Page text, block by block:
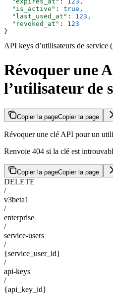
  "is_active"
: true ,
  "last_used_at"
: 123 ,
  "revoked_at"
: 123
}
API keys d’utilisateurs de service
Révoquer une
l’utilisateur de
Copier la pageCopier la page
Révoquer une clé API pour un
Renvoie 404 si la clé est
Copier la pageCopier la page
DELETE
/
v3beta1
/
enterprise
/
service-users
/
{service_user_id}
/
api-keys
/
{api_key_id}